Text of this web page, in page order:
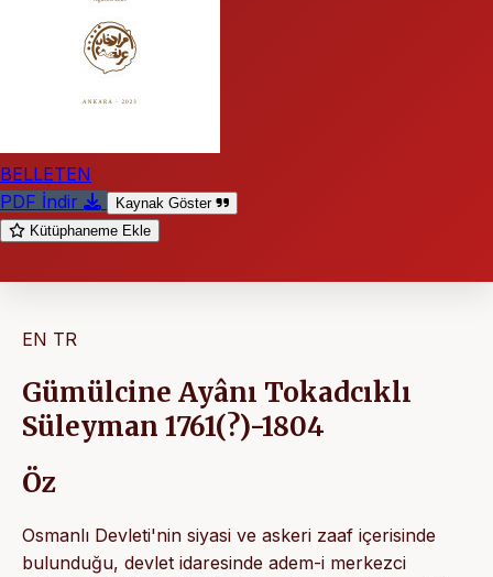
BELLETEN
PDF İndir
Kaynak Göster
Kütüphaneme Ekle
EN TR
Gümülcine Ayânı Tokadcıklı
Süleyman 1761(?)-1804
Öz
Osmanlı Devleti'nin siyasi ve askeri zaaf içerisinde
bulunduğu, devlet idaresinde adem-i merkezci